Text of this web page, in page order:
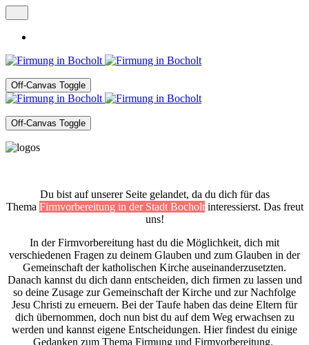
Off-Canvas Toggle
Off-Canvas Toggle
Du bist auf unserer Seite gelandet, da du dich für das
Thema Firmvorbereitung in der Stadt Bocholtinteressierst. Das freut
uns!
In der Firmvorbereitung hast du die Möglichkeit, dich mit
verschiedenen Fragen zu deinem Glauben und zum Glauben in der
Gemeinschaft der katholischen Kirche auseinanderzusetzten.
Danach kannst du dich dann entscheiden, dich firmen zu lassen und
so deine Zusage zur Gemeinschaft der Kirche und zur Nachfolge
Jesu Christi zu erneuern. Bei der Taufe haben das deine Eltern für
dich übernommen, doch nun bist du auf dem Weg erwachsen zu
werden und kannst eigene Entscheidungen. Hier findest du einige
Gedanken zum Thema Firmung und Firmvorbereitung.